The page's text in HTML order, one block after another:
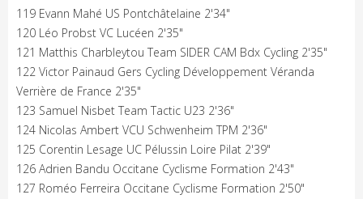
119 Evann Mahé US Pontchâtelaine 2'34"
120 Léo Probst VC Lucéen 2'35"
121 Matthis Charbleytou Team SIDER CAM Bdx Cycling 2'35"
122 Victor Painaud Gers Cycling Développement Véranda
Verrière de France 2'35"
123 Samuel Nisbet Team Tactic U23 2'36"
124 Nicolas Ambert VCU Schwenheim TPM 2'36"
125 Corentin Lesage UC Pélussin Loire Pilat 2'39"
126 Adrien Bandu Occitane Cyclisme Formation 2'43"
127 Roméo Ferreira Occitane Cyclisme Formation 2'50"